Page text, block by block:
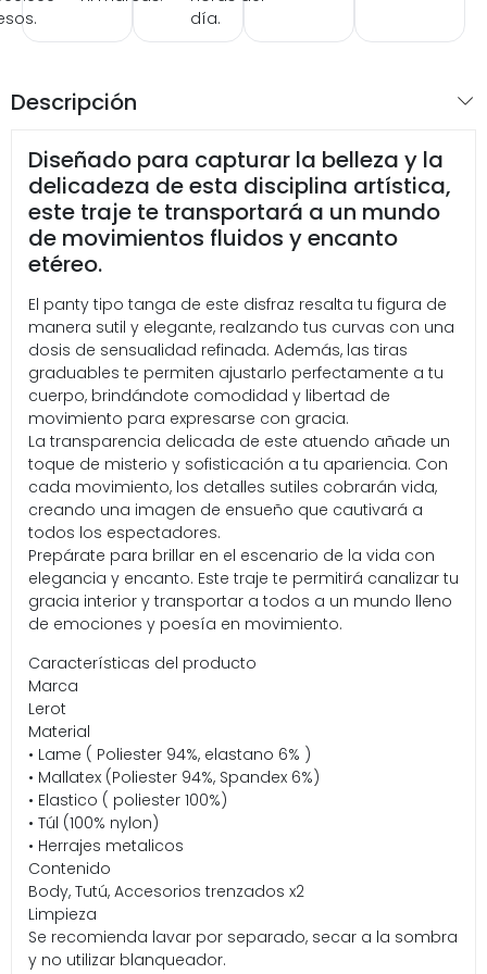
día.
Descripción
Diseñado para capturar la belleza y la
delicadeza de esta disciplina artística,
este traje te transportará a un mundo
de movimientos fluidos y encanto
etéreo.
El panty tipo tanga de este disfraz resalta tu figura de
manera sutil y elegante, realzando tus curvas con una
dosis de sensualidad refinada. Además, las tiras
graduables te permiten ajustarlo perfectamente a tu
cuerpo, brindándote comodidad y libertad de
movimiento para expresarse con gracia.
La transparencia delicada de este atuendo añade un
toque de misterio y sofisticación a tu apariencia. Con
cada movimiento, los detalles sutiles cobrarán vida,
creando una imagen de ensueño que cautivará a
todos los espectadores.
Prepárate para brillar en el escenario de la vida con
elegancia y encanto. Este traje te permitirá canalizar tu
gracia interior y transportar a todos a un mundo lleno
de emociones y poesía en movimiento.
Características del producto
Marca
Lerot
Material
• Lame ( Poliester 94%, elastano 6% )
• Mallatex (Poliester 94%, Spandex 6%)
• Elastico ( poliester 100%)
• Túl (100% nylon)
• Herrajes metalicos
Contenido
Body, Tutú, Accesorios trenzados x2
Limpieza
Se recomienda lavar por separado, secar a la sombra
y no utilizar blanqueador.